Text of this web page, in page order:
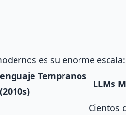
es su enorme escala:
Tempranos
(2010s)
LLMs
Cientos